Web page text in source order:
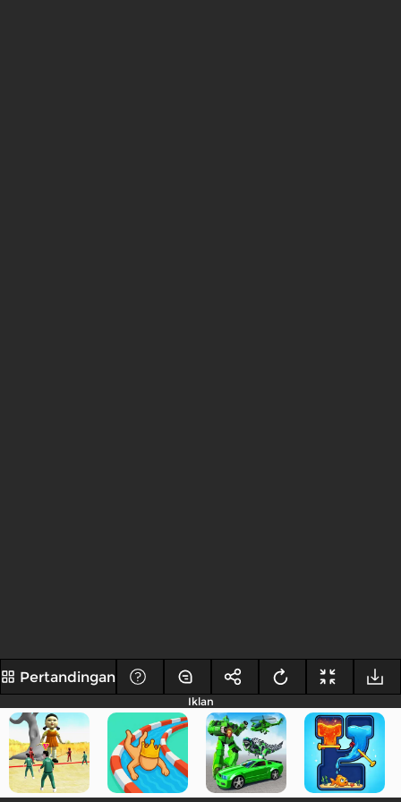
Pertandingan
Iklan